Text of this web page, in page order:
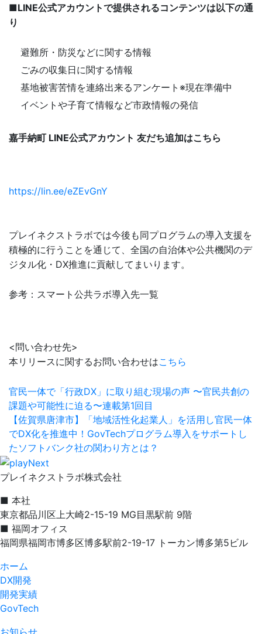
■LINE公式アカウントで提供されるコンテンツは以下の通
り
避難所・防災などに関する情報
ごみの収集日に関する情報
基地被害苦情を連絡出来るアンケート※現在準備中
イベントや子育て情報など市政情報の発信
嘉手納町 LINE公式アカウント 友だち追加はこちら
https://lin.ee/eZEvGnY
プレイネクストラボでは今後も同プログラムの導入支援を
積極的に行うことを通じて、全国の自治体や公共機関のデ
ジタル化・DX推進に貢献してまいります。
参考：スマート公共ラボ導入先一覧
<問い合わせ先>
本リリースに関するお問い合わせはこちら
官民一体で「行政DX」に取り組む現場の声 〜官民共創の
課題や可能性に迫る〜連載第1回目
【佐賀県唐津市】「地域活性化起業人」を活用し官民一体
でDX化を推進中！GovTechプログラム導入をサポートし
たソフトバンク社の関わり方とは？
プレイネクストラボ株式会社
■ 本社
東京都品川区上大崎2-15-19 MG目黒駅前 9階
■ 福岡オフィス
福岡県福岡市博多区博多駅前2-19-17 トーカン博多第5ビル
ホーム
DX開発
開発実績
GovTech
お知らせ